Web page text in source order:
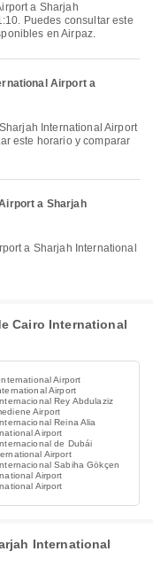
Puedes consultar este
en Airpaz.
Airport a
este horario y comparar
a Sharjah
Cairo International
Airport
Airport
Rey Abdulaziz
Airport
Reina Alia
Airport
de Dubái
Airport
Sabiha Gökçen
Airport
Airport
International